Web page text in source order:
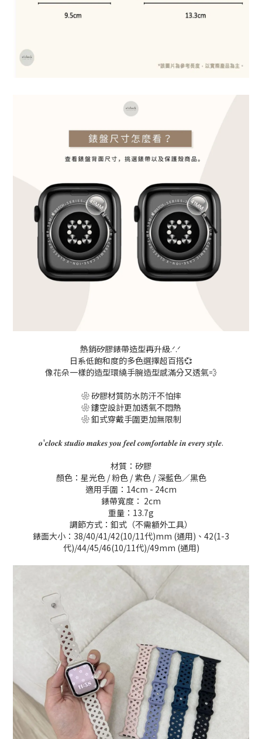
熱銷矽膠錶帶造型再升級.ᐟ.ᐟ
日系低飽和度的多色選擇超百搭💞
像花朵一樣的造型環繞手腕造型感滿分又透氣💨
❀矽膠材質防水防汗不怕摔
❀鏤空設計更加透氣不悶熱
❀釦式穿戴手圍更加無限制
𝒐'𝒄𝒍𝒐𝒄𝒌𝒔𝒕𝒖𝒅𝒊𝒐𝒎𝒂𝒌𝒆𝒔𝒚𝒐𝒖 𝒇𝒆𝒆𝒍𝒄𝒐𝒎𝒇𝒐𝒓𝒕𝒂𝒃𝒍𝒆𝒊𝒏 𝒆𝒗𝒆𝒓𝒚𝒔𝒕𝒚𝒍𝒆.
材質：矽膠
顏色：星光色 / 粉色 / 紫色 / 深藍色／黑色
適用手圍：14cm - 24cm
錶帶寬度： 2cm
重量：13.7g
調節方式：釦式（不需額外工具）
錶面大小： 38/40/41/42(10/11代)mm (通用) 、 42(1-3
代)/44/45/46(10/11代)/49mm (通用)